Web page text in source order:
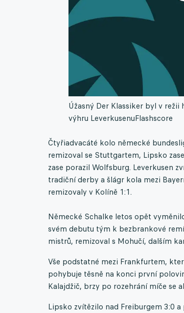
Úžasný Der Klassiker byl v
výhru LeverkusenuFlashscore
Čtyřiadvacáté kolo německé
remizoval se Stuttgartem, Lipsko
zase porazil Wolfsburg. Leverkusen
tradiční derby a šlágr kola mezi
remizovaly v Kolíně 1:1.
Německé Schalke letos opět
svém debutu tým k bezbrankové
mistrů, remizoval s Mohučí, dalším
Vše podstatné mezi Frankfurtem,
pohybuje těsně na konci první
Kalajdžič, brzy po rozehrání míče se
Lipsko zvítězilo nad Freiburgem 3:0